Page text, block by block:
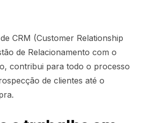
CRM (Customer Relationship
de Relacionamento com o
contribui para todo o processo
de clientes até o